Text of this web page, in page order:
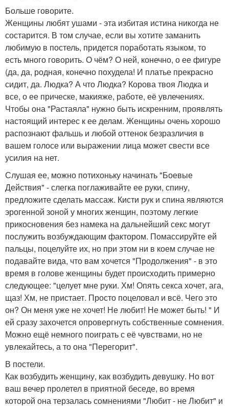
Больше говорите.
Женщины любят ушами - эта избитая истина никогда не
состарится. В том случае, если вы хотите заманить
любимую в постель, придется поработать языком, то
есть много говорить. О чём? О ней, конечно, о ее фигуре
(да, да, родная, конечно похудела! И платье прекрасно
сидит, да. Людка? А что Людка? Корова твоя Людка и
все, о ее прическе, макияже, работе, её увлечениях.
Чтобы она "Растаяла" нужно быть искренним, проявлять
настоящий интерес к ее делам. Женщины очень хорошо
распознают фальшь и любой оттенок безразличия в
вашем голосе или выражении лица может свести все
усилия на нет.
Слушая ее, можно потихоньку начинать "Боевые
Действия" - слегка поглаживайте ее руки, спину,
предложите сделать массаж. Кисти рук и спина являются
эрогенной зоной у многих женщин, поэтому легкие
прикосновения без намека на дальнейший секс могут
послужить возбуждающим фактором. Помассируйте ей
пальцы, поцелуйте их, но при этом ни в коем случае не
подавайте вида, что вам хочется "Продолжения" - в это
время в голове женщины будет происходить примерно
следующее: "целует мне руки. Хм! Опять секса хочет, ага,
щаз! Хм, не пристает. Просто поцеловал и всё. Чего это
он? Он меня уже не хочет! Не любит! Не может быть! " И
ей сразу захочется опровергнуть собственные сомнения.
Можно ещё немного поиграть с её чувствами, но не
увлекайтесь, а то она "Перегорит".
В постели.
Как возбудить женщину, как возбудить девушку. Но вот
ваш вечер пролетел в приятной беседе, во время
которой она терзалась сомнениями "Любит - не Любит" и